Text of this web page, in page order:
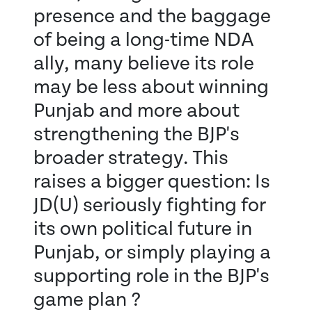
presence and the baggage
of being a long-time NDA
ally, many believe its role
may be less about winning
Punjab and more about
strengthening the BJP's
broader strategy. This
raises a bigger question: Is
JD(U) seriously fighting for
its own political future in
Punjab, or simply playing a
supporting role in the BJP's
game plan ?